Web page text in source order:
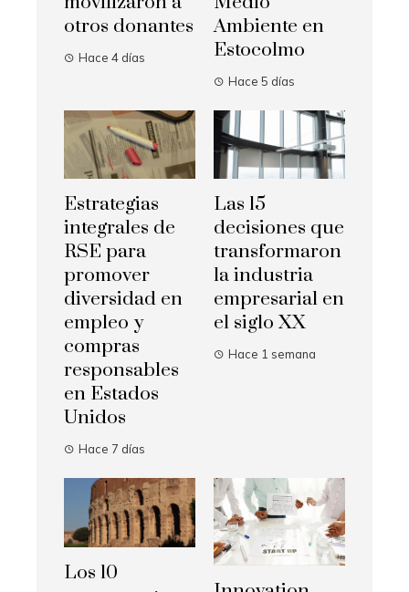
otros donantes
Hace 4 días
Ambiente en
Estocolmo
Hace 5 días
Estrategias
integrales de
RSE para
promover
diversidad en
empleo y
compras
responsables
en Estados
Unidos
Hace 7 días
Las 15
decisiones que
transformaron
la industria
empresarial en
el siglo XX
Hace 1 semana
Los 10